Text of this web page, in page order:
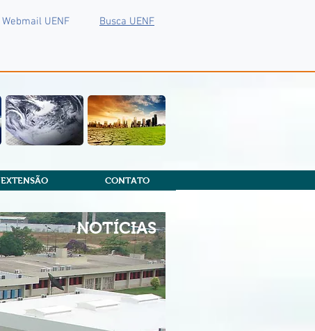
Webmail UENF Busca UENF
EXTENSÃO CONTATO
NOTÍCIAS